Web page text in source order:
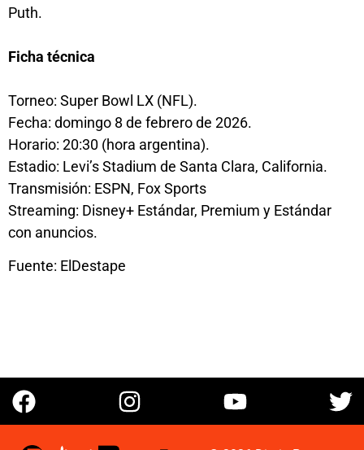
Puth.
Ficha técnica
Torneo: Super Bowl LX (NFL).
Fecha: domingo 8 de febrero de 2026.
Horario: 20:30 (hora argentina).
Estadio: Levi’s Stadium de Santa Clara, California.
Transmisión: ESPN, Fox Sports
Streaming: Disney+ Estándar, Premium y Estándar
con anuncios.
Fuente: ElDestape